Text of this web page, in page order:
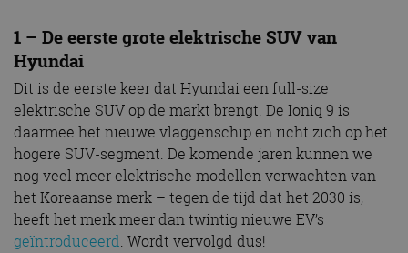
1 – De eerste grote elektrische SUV van
Hyundai
Dit is de eerste keer dat Hyundai een full-size
elektrische SUV op de markt brengt. De Ioniq 9 is
daarmee het nieuwe vlaggenschip en richt zich op het
hogere SUV-segment. De komende jaren kunnen we
nog veel meer elektrische modellen verwachten van
het Koreaanse merk – tegen de tijd dat het 2030 is,
heeft het merk meer dan twintig nieuwe EV’s
geïntroduceerd. Wordt vervolgd dus!